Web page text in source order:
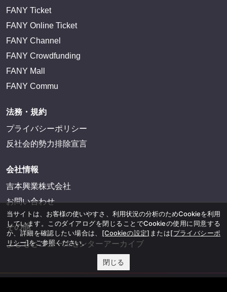
FANY Ticket
FANY Online Ticket
FANY Channel
FANY Crowdfunding
FANY Mall
FANY Commu
法務・規約
プライバシーポリシー
反社会的勢力排除宣言
会社情報
吉本興業株式会社
お問い合わせ
その他
よしもとニュースセンターアーカイブ
当サイトは、お客様の使いやすさ、利用状況の分析のためCookieを利用
しています。このダイアログを閉じることでCookieの使用に同意する
か、詳細を確認したい場合は、 [Cookieの設定] または[プライバシーポ
リシー]をご参照ください。
閉じる